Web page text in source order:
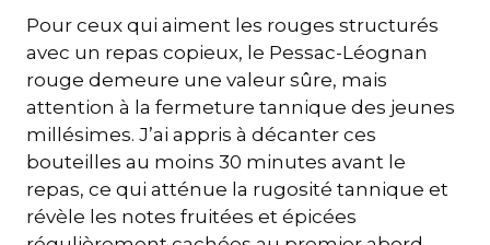
Pour ceux qui aiment les rouges structurés
avec un repas copieux, le Pessac-Léognan
rouge demeure une valeur sûre, mais
attention à la fermeture tannique des jeunes
millésimes. J’ai appris à décanter ces
bouteilles au moins 30 minutes avant le
repas, ce qui atténue la rugosité tannique et
révèle les notes fruitées et épicées